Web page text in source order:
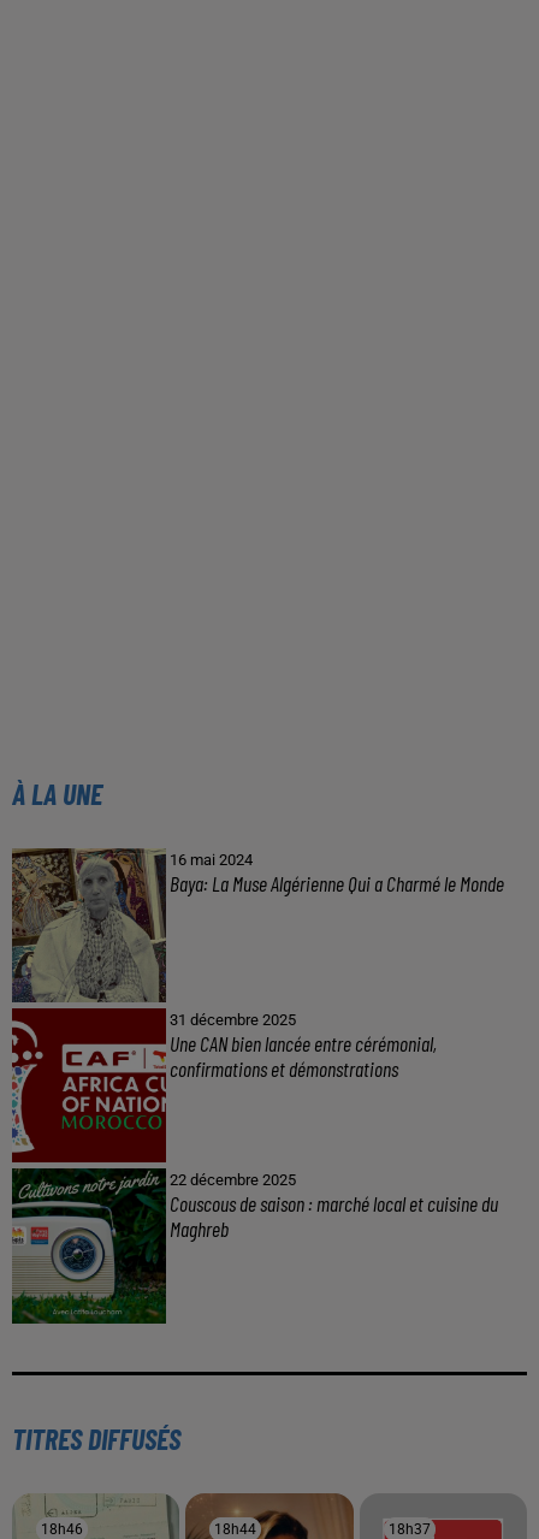
À LA UNE
16 mai 2024
Baya: La Muse Algérienne Qui a Charmé le Monde
31 décembre 2025
Une CAN bien lancée entre cérémonial,
confirmations et démonstrations
22 décembre 2025
Couscous de saison : marché local et cuisine du
Maghreb
TITRES DIFFUSÉS
18h46
18h46 18h44
18h44 18h37
18h37